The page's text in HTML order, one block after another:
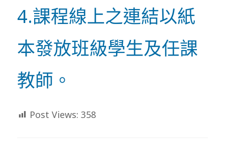
4.課程線上之連結以紙
本發放班級學生及任課
教師。
Post Views: 358